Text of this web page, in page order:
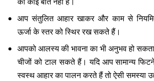
आप संतुलित आहार खाकर और काम से
ऊर्जा के स्तर को स्थिर रख सकते हैं।
आपको आलस्य की भावना का भी अनुभव हो
चीजों को टाल सकते हैं। यदि आप सामान्य
स्वस्थ आहार का पालन करते हैं तो ऐसी समस्या